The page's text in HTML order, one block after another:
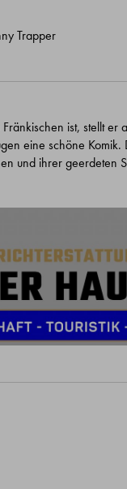
Trapper
ist, stellt er
eine schöne
und ihrer geerdeten